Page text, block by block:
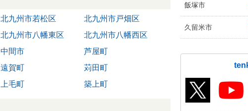
北九州市若松区
北九州市戸畑区
北九州市八幡東区
北九州市八幡西区
中間市
芦屋町
遠賀町
苅田町
上毛町 築上町
飯塚市
久留米市